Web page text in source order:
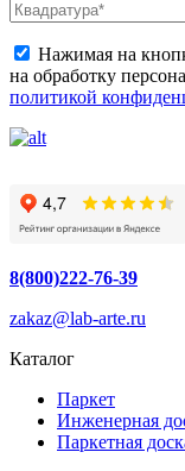
Нажимая на
на обработку
политикой
8(800)222-76-39
zakaz@lab-arte.ru
Каталог
Паркет
Инженерная
Паркетная